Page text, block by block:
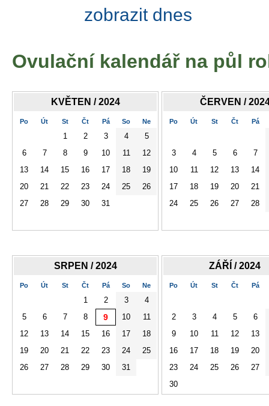
zobrazit dnes
Ovulační kalendář na půl
KVĚTEN / 2024
Po Út St Čt Pá So Ne
1 2 3 4
5
6
7 8 9 10 11
12
13
14 15 16 17 18
19
20
21 22 23 24 25
26
27
28 29 30 31
ČERVEN /
Po Út St Čt Pá
3 4 5 6
7
10
11 12 13
14
17
18 19 20
21
24
25 26 27 28
SRPEN / 2024
Po Út St Čt Pá So Ne
1 2 3
4
5
6 7 8 9 10
11
12
13 14 15 16 17
18
19
20 21 22 23 24
25
26
27 28 29 30 31
ZÁŘÍ / 2024
Po Út St Čt Pá
2 3 4 5
6
9
10 11 12
13
16
17 18 19
20
23
24 25 26
27
30